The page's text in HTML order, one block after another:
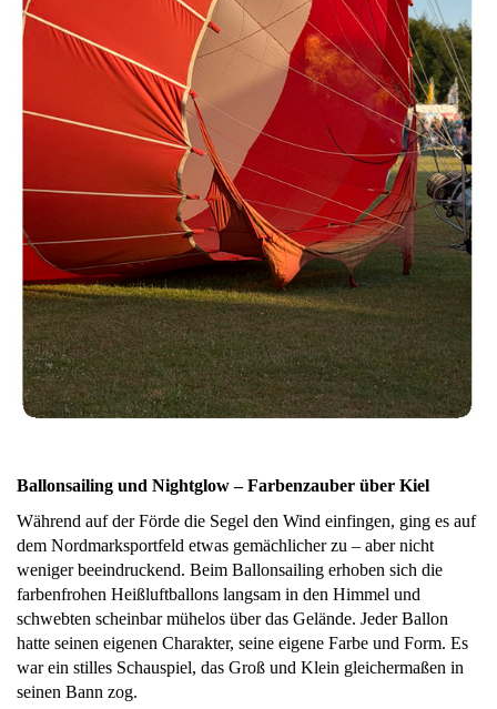
Ballonsailing und Nightglow – Farbenzauber über Kiel
Während auf der Förde die Segel den Wind einfingen, ging es auf
dem Nordmarksportfeld etwas gemächlicher zu – aber nicht
weniger beeindruckend. Beim Ballonsailing erhoben sich die
farbenfrohen Heißluftballons langsam in den Himmel und
schwebten scheinbar mühelos über das Gelände. Jeder Ballon
hatte seinen eigenen Charakter, seine eigene Farbe und Form. Es
war ein stilles Schauspiel, das Groß und Klein gleichermaßen in
seinen Bann zog.